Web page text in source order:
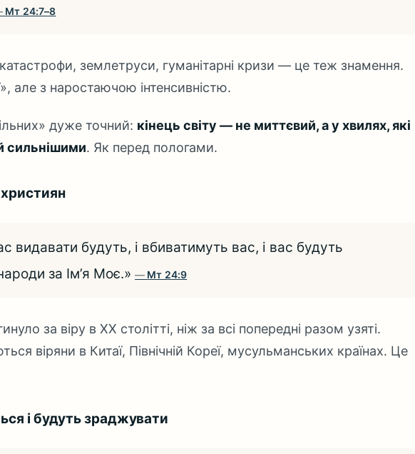
Мт 24:7–8
катастрофи, землетруси, гуманітарні кризи — це теж знамення.
але з наростаючою інтенсивністю.
дуже точний: кінець світу — не миттєвий, а у хвилях, які
сильнішими. Як перед пологами.
видавати будуть, і вбиватимуть вас, і вас будуть
за Ім’я Моє.»
Мт 24:9
за віру в ХХ столітті, ніж за всі попередні разом узяті.
віряни в Китаї, Північній Кореї, мусульманських країнах. Це
і будуть зраджувати